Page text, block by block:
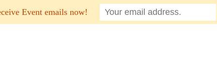
Event emails now!